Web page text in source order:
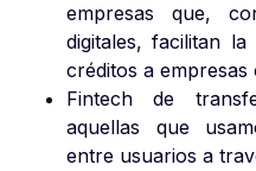
empresas que,
digitales, facilitan
créditos a empresas
Fintech de
aquellas que
entre usuarios a